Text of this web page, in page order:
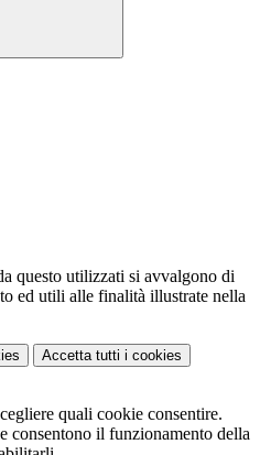
questo utilizzati si avvalgono di
ed utili alle finalità illustrate nella
Accetta tutti i cookies
quali cookie consentire.
consentono il funzionamento della